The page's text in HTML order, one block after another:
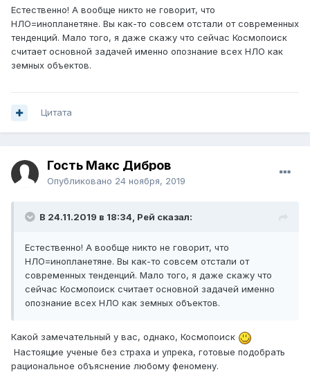
Естественно! А вообще никто не говорит, что
НЛО=инопланетяне. Вы как-то совсем отстали от современных
тенденций. Мало того, я даже скажу что сейчас Космопоиск
считает основной задачей именно опознание всех НЛО как
земных объектов.
Цитата
Гость Макс Дибров
Опубликовано 24 ноября, 2019
В 24.11.2019 в 18:34, Рей сказал:
Естественно! А вообще никто не говорит, что
НЛО=инопланетяне. Вы как-то совсем отстали от
современных тенденций. Мало того, я даже скажу что
сейчас Космопоиск считает основной задачей именно
опознание всех НЛО как земных объектов.
Какой замечательный у вас, однако, Космопоиск
Настоящие ученые без страха и упрека, готовые подобрать
рациональное объяснение любому феномену.